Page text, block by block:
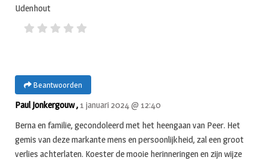
Udenhout
Beantwoorden
Paul Jonkergouw , 1 januari 2024 @ 12:40
Berna en familie, gecondoleerd met het heengaan van Peer. Het
gemis van deze markante mens en persoonlijkheid, zal een groot
verlies achterlaten. Koester de mooie herinneringen en zijn wijze